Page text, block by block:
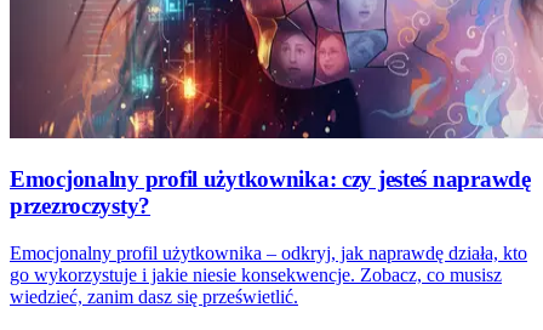
Emocjonalny profil użytkownika: czy jesteś naprawdę
przezroczysty?
Emocjonalny profil użytkownika – odkryj, jak naprawdę działa, kto
go wykorzystuje i jakie niesie konsekwencje. Zobacz, co musisz
wiedzieć, zanim dasz się prześwietlić.